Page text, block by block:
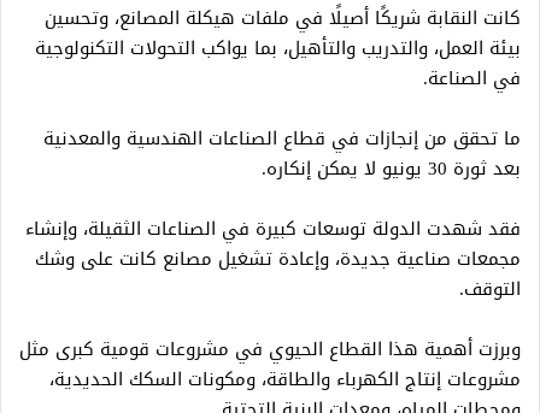
كانت النقابة شريكًا أصيلًا في ملفات هيكلة المصانع، وتحسين
بيئة العمل، والتدريب والتأهيل، بما يواكب التحولات التكنولوجية
في الصناعة.
ما تحقق من إنجازات في قطاع الصناعات الهندسية والمعدنية
بعد ثورة 30 يونيو لا يمكن إنكاره.
فقد شهدت الدولة توسعات كبيرة في الصناعات الثقيلة، وإنشاء
مجمعات صناعية جديدة، وإعادة تشغيل مصانع كانت على وشك
التوقف.
وبرزت أهمية هذا القطاع الحيوي في مشروعات قومية كبرى مثل
مشروعات إنتاج الكهرباء والطاقة، ومكونات السكك الحديدية،